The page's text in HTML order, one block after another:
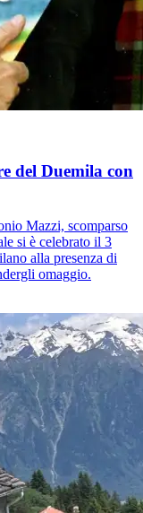
del Duemila con
Mazzi, scomparso
si è celebrato il 3
alla presenza di
omaggio.